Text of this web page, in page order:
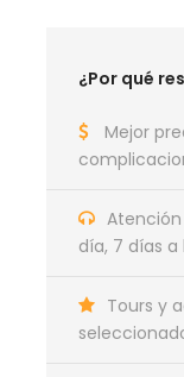
¿Por qué
Mejor
día, 7 días
Tours y